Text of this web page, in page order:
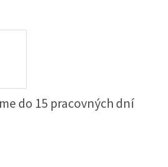
do 15 pracovných dní